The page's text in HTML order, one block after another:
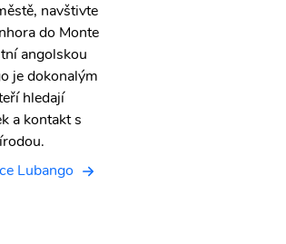
navštivte
do Monte
angolskou
je dokonalým
hledají
a kontakt s
Lubango